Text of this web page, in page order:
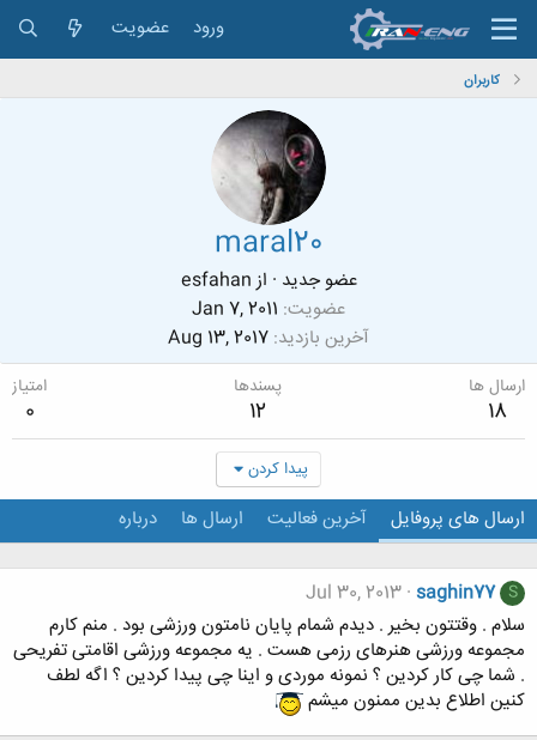
ورود عضویت
کاربران
maral20
عضو جدید · ازesfahan
عضویت Jan 7, 2011
آخرین بازدید Aug 13, 2017
ارسال ها
18
پسندها
12
امتیاز
0
پیدا کردن
ارسال های پروفایل آخرین فعالیت ارسال ها درباره
S
saghin77
Jul 30, 2013
سلام . وقتتون بخیر . دیدم شمام پایان نامتون ورزشی بود . منم کارم
مجموعه ورزشی هنرهای رزمی هست . یه مجموعه ورزشی اقامتی تفریحی
. شما چی کار کردین ؟ نمونه موردی و اینا چی پیدا کردین ؟ اگه لطف
کنین اطلاع بدین ممنون میشم